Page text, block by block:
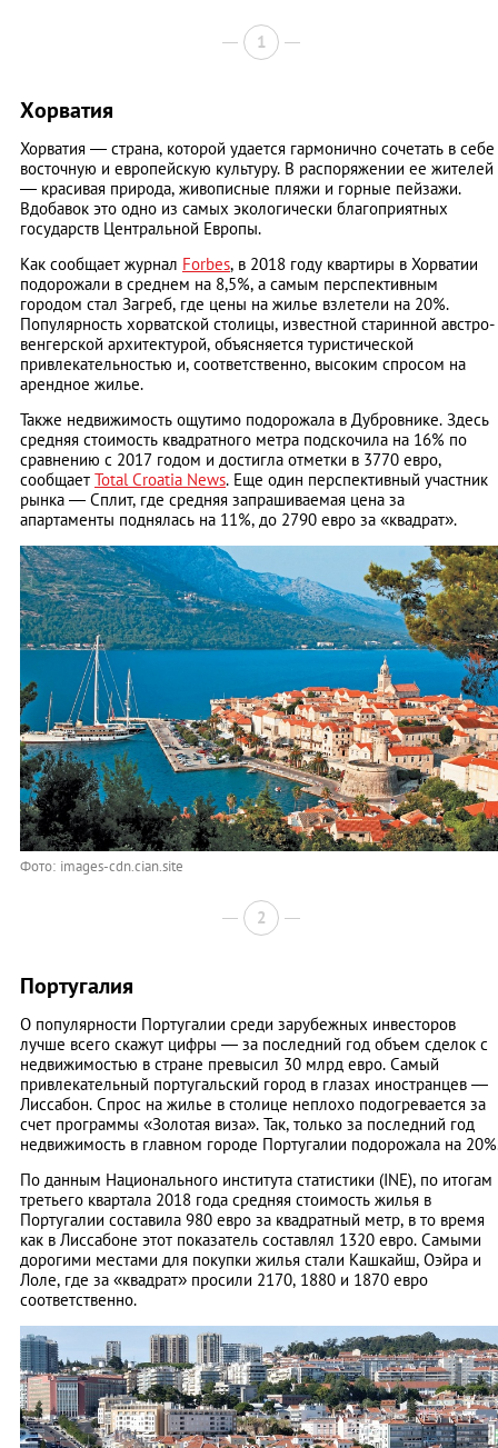
1
Хорватия
Хорватия — страна, которой удается гармонично сочетать в себе
восточную и европейскую культуру. В распоряжении ее жителей
— красивая природа, живописные пляжи и горные пейзажи.
Вдобавок это одно из самых экологически благоприятных
государств Центральной Европы.
Как сообщает журнал Forbes, в 2018 году квартиры в Хорватии
подорожали в среднем на 8,5%, а самым перспективным
городом стал Загреб, где цены на жилье взлетели на 20%.
Популярность хорватской столицы, известной старинной австро-
венгерской архитектурой, объясняется туристической
привлекательностью и, соответственно, высоким спросом на
арендное жилье.
Также недвижимость ощутимо подорожала в Дубровнике. Здесь
средняя стоимость квадратного метра подскочила на 16% по
сравнению с 2017 годом и достигла отметки в 3770 евро,
сообщает Total Croatia News. Еще один перспективный участник
рынка — Сплит, где средняя запрашиваемая цена за
апартаменты поднялась на 11%, до 2790 евро за «квадрат».
Фото: images-cdn.cian.site
2
Португалия
О популярности Португалии среди зарубежных инвесторов
лучше всего скажут цифры — за последний год объем сделок с
недвижимостью в стране превысил 30 млрд евро. Самый
привлекательный португальский город в глазах иностранцев —
Лиссабон. Спрос на жилье в столице неплохо подогревается за
счет программы «Золотая виза». Так, только за последний год
недвижимость в главном городе Португалии подорожала на
По данным Национального института статистики (INE), по итогам
третьего квартала 2018 года средняя стоимость жилья в
Португалии составила 980 евро за квадратный метр, в то время
как в Лиссабоне этот показатель составлял 1320 евро. Самыми
дорогими местами для покупки жилья стали Кашкайш, Оэйра и
Лоле, где за «квадрат» просили 2170, 1880 и 1870 евро
соответственно.